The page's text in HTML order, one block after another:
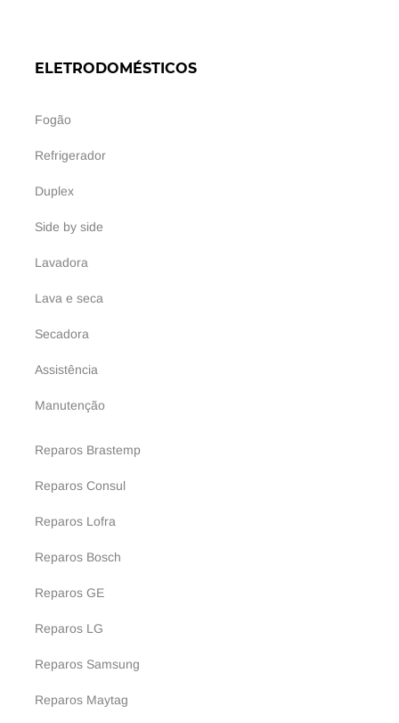
ELETRODOMÉSTICOS
Fogão
Refrigerador
Duplex
Side by side
Lavadora
Lava e seca
Secadora
Assistência
Manutenção
Reparos Brastemp
Reparos Consul
Reparos Lofra
Reparos Bosch
Reparos GE
Reparos LG
Reparos Samsung
Reparos Maytag